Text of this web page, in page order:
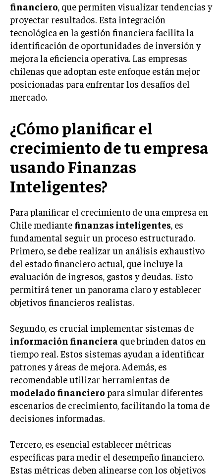
GESTIÓN DE RECURSOS FINANCIEROS
INVERSIONES Y MERCADOS FINANCIEROS
CONTABILIDAD EMPRESARIAL
ECONOMÍA EMPRESARIAL
INTERNACIONAL
NEGOCIOS INTERNACIONALES
EXPANSIÓN GLOBAL
IMPORTACIÓN Y EXPORTACIÓN
ALIANZAS ESTRATÉGICAS
TECNOLOGIA
GESTIÓN DE LA INNOVACIÓN TECNOLÓGICA
TRANSFORMACIÓN DIGITAL
ANALÍTICA EMPRESARIAL Y BUSINESS
INTELLIGENCE
CIBERSEGURIDAD EMPRESARIAL
GESTIÓN DEL RIESGO EMPRESARIAL
NEGOCIACIÓN Y RESOLUCIÓN DE CONFLICTOS
DERECHO EMPRESARIAL Y REGULACIONES
ÉXITO EMPRESARIAL Y CASOS DE ESTUDIO
GOBIERNO CORPORATIVO
ESTRATEGIAS DE NEGOCIOS
MARKETING B2B
financiero, que permiten visualizar tendencias y
proyectar resultados. Esta integración
tecnológica en la gestión financiera facilita la
identificación de oportunidades de inversión y
mejora la eficiencia operativa. Las empresas
chilenas que adoptan este enfoque están mejor
posicionadas para enfrentar los desafíos del
mercado.
¿Cómo planificar el
crecimiento de tu empresa
usando Finanzas
Inteligentes?
Para planificar el crecimiento de una empresa en
Chile mediante finanzas inteligentes, es
fundamental seguir un proceso estructurado.
Primero, se debe realizar un análisis exhaustivo
del estado financiero actual, que incluye la
evaluación de ingresos, gastos y deudas. Esto
permitirá tener un panorama claro y establecer
objetivos financieros realistas.
Segundo, es crucial implementar sistemas de
información financiera que brinden datos en
tiempo real. Estos sistemas ayudan a identificar
patrones y áreas de mejora. Además, es
recomendable utilizar herramientas de
modelado financiero para simular diferentes
escenarios de crecimiento, facilitando la toma de
decisiones informadas.
Tercero, es esencial establecer métricas
específicas para medir el desempeño financiero.
Estas métricas deben alinearse con los objetivos